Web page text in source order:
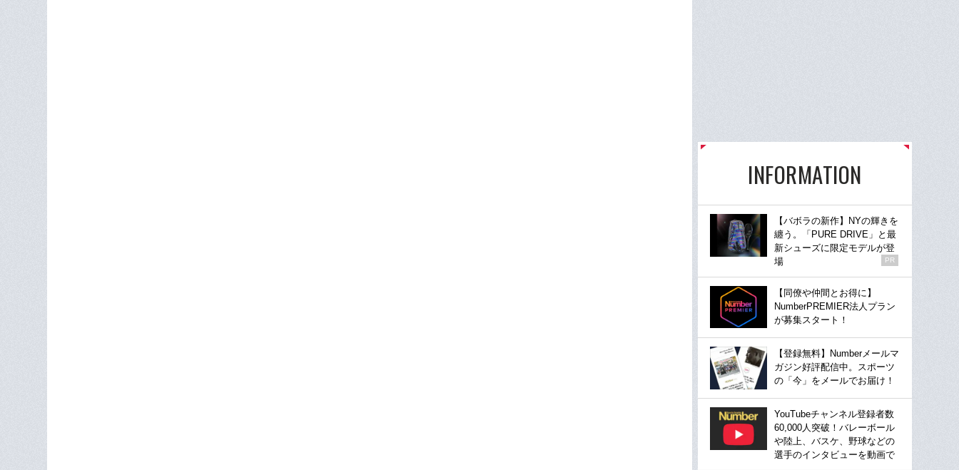
INFORMATION
【バボラの新作】NYの輝きを
纏う。「PURE DRIVE」と最
新シューズに限定モデルが登
場
PR
【同僚や仲間とお得に】
NumberPREMIER法人プラン
が募集スタート！
【登録無料】Numberメールマ
ガジン好評配信中。スポーツ
の「今」をメールでお届け！
YouTubeチャンネル登録者数
60,000人突破！バレーボール
や陸上、バスケ、野球などの
選手のインタビューを動画で